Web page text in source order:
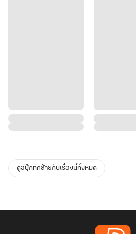
ดูอีบุ๊กที่คล้ายกับเรื่องนี้ทั้งหมด